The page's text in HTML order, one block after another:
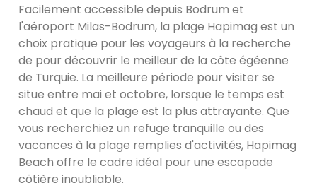
Facilement accessible depuis Bodrum et
l'aéroport Milas-Bodrum, la plage Hapimag est un
choix pratique pour les voyageurs à la recherche
de pour découvrir le meilleur de la côte égéenne
de Turquie. La meilleure période pour visiter se
situe entre mai et octobre, lorsque le temps est
chaud et que la plage est la plus attrayante. Que
vous recherchiez un refuge tranquille ou des
vacances à la plage remplies d'activités, Hapimag
Beach offre le cadre idéal pour une escapade
côtière inoubliable.